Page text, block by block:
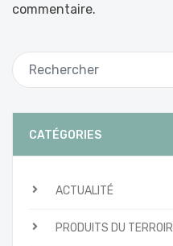
commentaire.
CATÉGORIES
ACTUALITÉ
PRODUITS DU TERROIR